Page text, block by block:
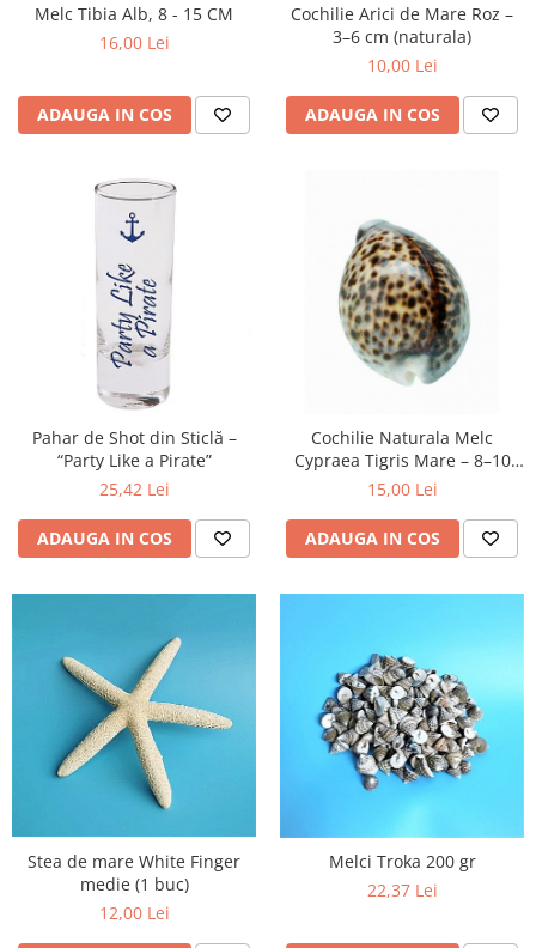
Melc Tibia Alb, 8 - 15 CM
16,00 Lei
ADAUGA IN COS
Cochilie Arici de Mare Roz –
3–6 cm (naturala)
10,00 Lei
ADAUGA IN COS
Pahar de Shot din Sticlă –
“Party Like a Pirate”
25,42 Lei
ADAUGA IN COS
Cochilie Naturala Melc
Cypraea Tigris Mare – 8–10
cm
15,00 Lei
ADAUGA IN COS
Stea de mare White Finger
medie (1 buc)
12,00 Lei
Melci Troka 200 gr
22,37 Lei